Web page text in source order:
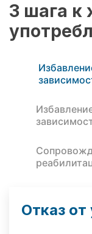
3 шага к
Отказ от